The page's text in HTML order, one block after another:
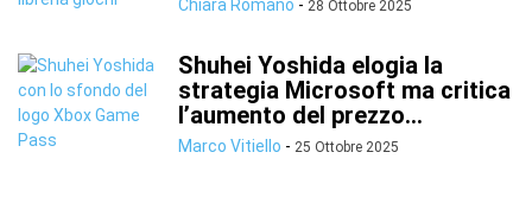
Chiara Romano - 28 Ottobre 2025
Shuhei Yoshida elogia la
strategia Microsoft ma critica
l’aumento del prezzo...
Marco Vitiello - 25 Ottobre 2025